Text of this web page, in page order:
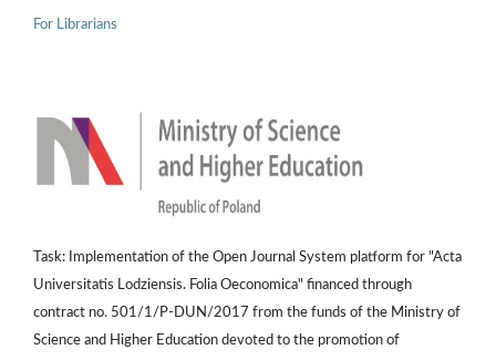
For Librarians
Task: Implementation of the Open Journal System platform for "Acta
Universitatis Lodziensis. Folia Oeconomica" financed through
contract no. 501/1/P-DUN/2017 from the funds of the Ministry of
Science and Higher Education devoted to the promotion of